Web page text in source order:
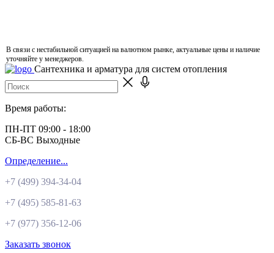
В связи с нестабильной ситуацией на валютном рынке, актуальные цены и наличие
уточняйте у менеджеров.
Сантехника и арматура для систем отопления
Время работы:
ПН-ПТ 09:00 - 18:00
СБ-ВС Выходные
Определение...
+7 (499) 394-34-04
+7 (495) 585-81-63
+7 (977) 356-12-06
Заказать звонок